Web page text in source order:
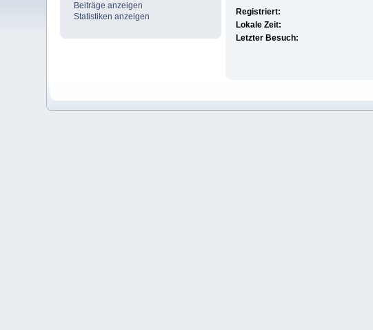
Beiträge anzeigen
Statistiken anzeigen
Registriert:
Lokale Zeit:
Letzter Besuch: